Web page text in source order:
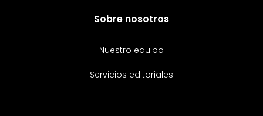
Sobre nosotros
Nuestro equipo
Servicios editoriales